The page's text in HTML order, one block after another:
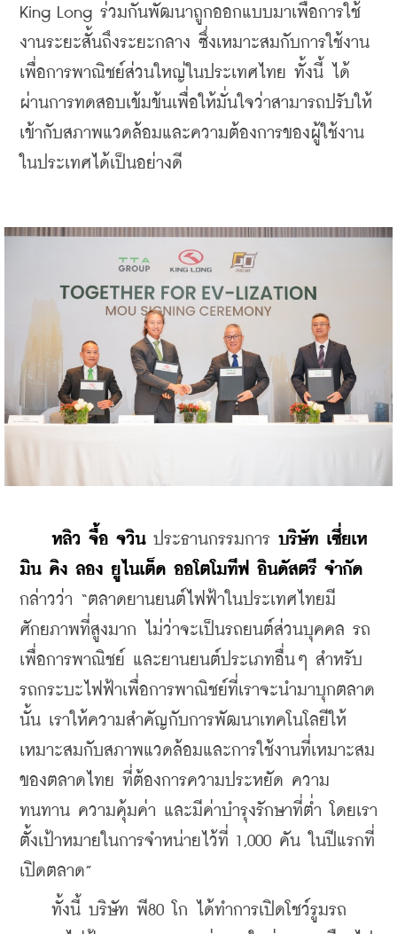
King Long ร่วมกันพัฒนาถูกออกแบบมาเพื่อการใช้
งานระยะสั้นถึงระยะกลาง ซึ่งเหมาะสมกับการใช้งาน
เพื่อการพาณิชย์ส่วนใหญ่ในประเทศไทย ทั้งนี้ ได้
ผ่านการทดสอบเข้มข้นเพื่อให้มั่นใจว่าสามารถปรับให้
เข้ากับสภาพแวดล้อมและความต้องการของผู้ใช้งาน
ในประเทศได้เป็นอย่างดี
หลิว จื้อ จวิน ประธานกรรมการ บริษัท เซี่ยเห
มิน คิง ลอง ยูไนเต็ด ออโตโมทีฟ อินดัสตรี จำกัด
กล่าวว่า “ตลาดยานยนต์ไฟฟ้าในประเทศไทยมี
ศักยภาพที่สูงมาก ไม่ว่าจะเป็นรถยนต์ส่วนบุคคล รถ
เพื่อการพาณิชย์ และยานยนต์ประเภทอื่นๆ สำหรับ
รถกระบะไฟฟ้าเพื่อการพาณิชย์ที่เราจะนำมาบุกตลาด
นั้น เราให้ความสำคัญกับการพัฒนาเทคโนโลยีให้
เหมาะสมกับสภาพแวดล้อมและการใช้งานที่เหมาะสม
ของตลาดไทย ที่ต้องการความประหยัด ความ
ทนทาน ความคุ้มค่า และมีค่าบำรุงรักษาที่ต่ำ โดยเรา
ตั้งเป้าหมายในการจำหน่ายไว้ที่ 1,000 คัน ในปีแรกที่
เปิดตลาด”
ทั้งนี้ บริษัท พี80 โก ได้ทำการเปิดโชว์รูมรถ